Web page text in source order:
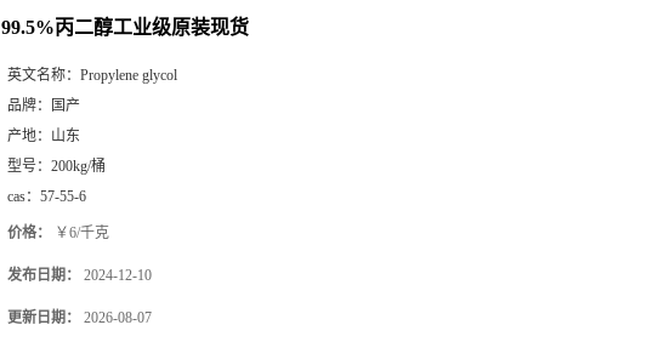
99.5%丙二醇工业级原装现货
英文名称： Propylene glycol
品牌：
国产
产地： 山东
型号： 200kg/桶
cas： 57-55-6
价格： ￥6/千克
发布日期： 2024-12-10
更新日期： 2026-08-07